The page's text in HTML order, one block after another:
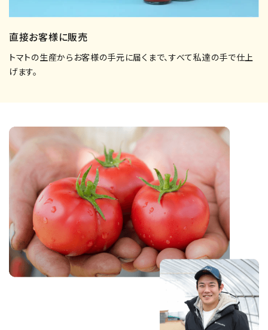
直接お客様に販売
トマトの生産からお客様の手元に届くまで、すべて私達の手で仕上
げます。